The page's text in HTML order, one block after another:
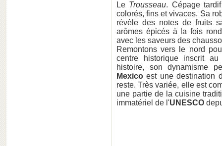
Le Trousseau. Cépage
colorés, fins et vivaces. Sa
révèle des notes de fruits
arômes épicés à la fois
avec les saveurs des
Remontons vers le nord
centre historique inscrit
histoire, son dynamisme
Mexico est une destination
reste. Très variée, elle est
une partie de la cuisine
immatériel de l'UNESCO